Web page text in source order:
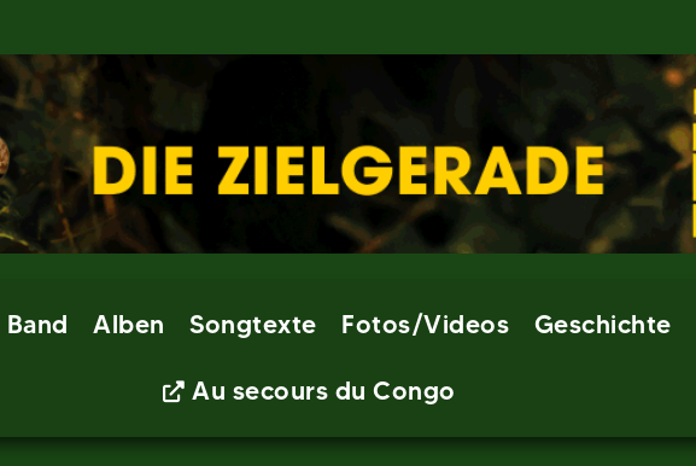
Band Alben Songtexte Fotos/Videos Geschichte
Au secours du Congo